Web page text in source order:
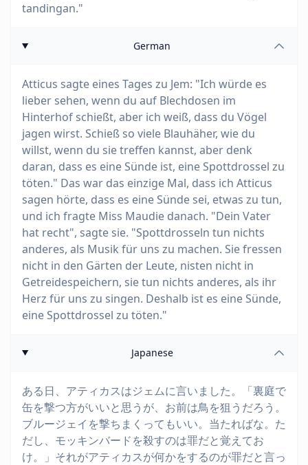
tandingan."
German
Atticus sagte eines Tages zu Jem: "Ich würde es
lieber sehen, wenn du auf Blechdosen im
Hinterhof schießt, aber ich weiß, dass du Vögel
jagen wirst. Schieß so viele Blauhäher, wie du
willst, wenn du sie treffen kannst, aber denk
daran, dass es eine Sünde ist, eine Spottdrossel zu
töten." Das war das einzige Mal, dass ich Atticus
sagen hörte, dass es eine Sünde sei, etwas zu tun,
und ich fragte Miss Maudie danach. "Dein Vater
hat recht", sagte sie. "Spottdrosseln tun nichts
anderes, als Musik für uns zu machen. Sie fressen
nicht in den Gärten der Leute, nisten nicht in
Getreidespeichern, sie tun nichts anderes, als ihr
Herz für uns zu singen. Deshalb ist es eine Sünde,
eine Spottdrossel zu töten."
Japanese
ある日、アティカスはジェムに言いました。「裏庭で
缶を撃つ方がいいと思うが、お前は鳥を狙うだろう。
ブルージェイを撃ちまくってもいい。当たればな。た
だし、モッキンバードを殺すのは罪だと覚えてお
け。」それがアティカスが何かをするのが罪だと言っ